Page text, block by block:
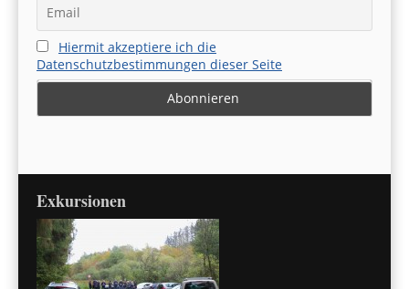
Hiermit akzeptiere ich die
Datenschutzbestimmungen dieser Seite
Exkursionen